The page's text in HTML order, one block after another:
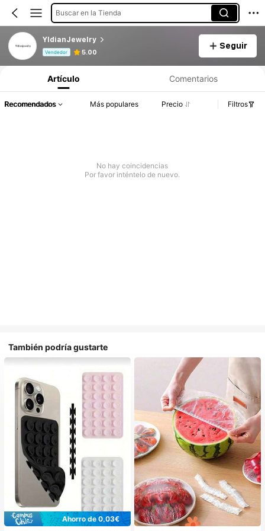
Buscar en la Tienda
YIdianJewelry
Vendedor 5.00
Seguir
Artículo Comentarios
Recomendados Más populares Precio Filtros
No hay coincidencias
Por favor inténtelo de nuevo.
También podría gustarte
Ahorro de 0,03€